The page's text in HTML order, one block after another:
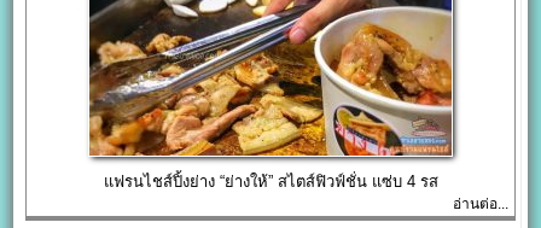
แฟรนไชส์ปิ้งย่าง “ย่างให้” สไตส์ฟิวฟ์ชั่น แซ่บ 4 รส
อ่านต่อ...